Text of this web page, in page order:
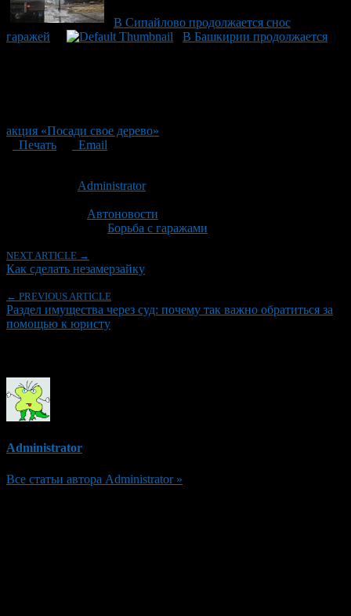
В Сипайлово продолжается снос
гаражей
В Башкирии продолжается
акция «Посади свое дерево»
Печать
Email
Administrator
Автоновости
Борьба с гаражами
NEXT ARTICLE →
Как сделать незамерзайку
← PREVIOUS ARTICLE
Раздел имущества через суд: почему так важно обратиться за
помощью к юристу
Administrator
Все статьи автора Administrator »